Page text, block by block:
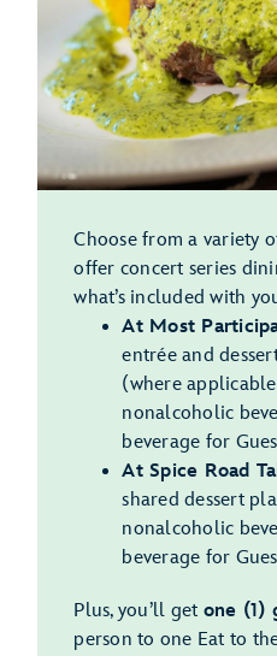
Choose from a variety
offer concert series
what’s included with
At Most
entrée and
(where
nonalcoholic
beverage for
At Spice Road
shared dessert
nonalcoholic
beverage for
Plus, you’ll get one (1)
person to one Eat to